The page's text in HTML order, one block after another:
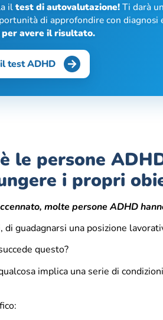
iltest di autovalutazione!Ti darà
di approfondire con diagnosi
avere il risultato.
test ADHD
le persone
i propri
molte persone ADHD
di guadagnarsi una posizione
questo?
implica una serie di